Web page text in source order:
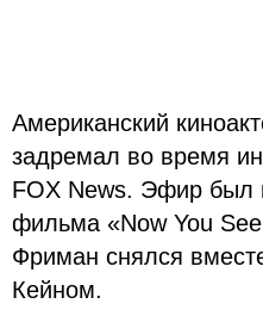
Американский
задремал во время
FOX News. Эфир был
фильма «Now You
Фриман снялся
Кейном.